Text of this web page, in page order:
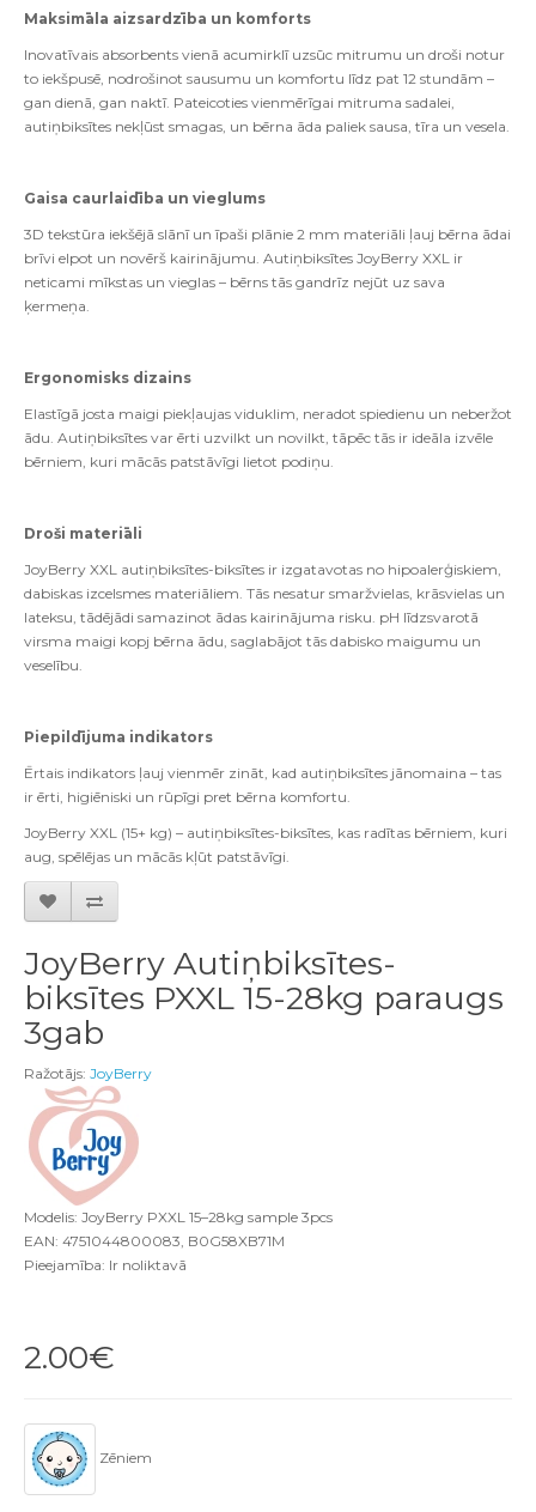
Maksimāla aizsardzība un komforts
Inovatīvais absorbents vienā acumirklī uzsūc mitrumu un droši notur
to iekšpusē, nodrošinot sausumu un komfortu līdz pat 12 stundām –
gan dienā, gan naktī. Pateicoties vienmērīgai mitruma sadalei,
autiņbiksītes nekļūst smagas, un bērna āda paliek sausa, tīra un vesela.
Gaisa caurlaidība un vieglums
3D tekstūra iekšējā slānī un īpaši plānie 2 mm materiāli ļauj bērna ādai
brīvi elpot un novērš kairinājumu. Autiņbiksītes JoyBerry XXL ir
neticami mīkstas un vieglas – bērns tās gandrīz nejūt uz sava
ķermeņa.
Ergonomisks dizains
Elastīgā josta maigi piekļaujas viduklim, neradot spiedienu un neberžot
ādu. Autiņbiksītes var ērti uzvilkt un novilkt, tāpēc tās ir ideāla izvēle
bērniem, kuri mācās patstāvīgi lietot podiņu.
Droši materiāli
JoyBerry XXL autiņbiksītes-biksītes ir izgatavotas no hipoalerģiskiem,
dabiskas izcelsmes materiāliem. Tās nesatur smaržvielas, krāsvielas un
lateksu, tādējādi samazinot ādas kairinājuma risku. pH līdzsvarotā
virsma maigi kopj bērna ādu, saglabājot tās dabisko maigumu un
veselību.
Piepildījuma indikators
Ērtais indikators ļauj vienmēr zināt, kad autiņbiksītes jānomaina – tas
ir ērti, higiēniski un rūpīgi pret bērna komfortu.
JoyBerry XXL (15+ kg) – autiņbiksītes-biksītes, kas radītas bērniem, kuri
aug, spēlējas un mācās kļūt patstāvīgi.
JoyBerry Autiņbiksītes-
biksītes PXXL 15-28kg paraugs
3gab
Ražotājs: JoyBerry
Modelis: JoyBerry PXXL 15–28kg sample 3pcs
EAN: 4751044800083, B0G58XB71M
Pieejamība: Ir noliktavā
2.00€
Zēniem